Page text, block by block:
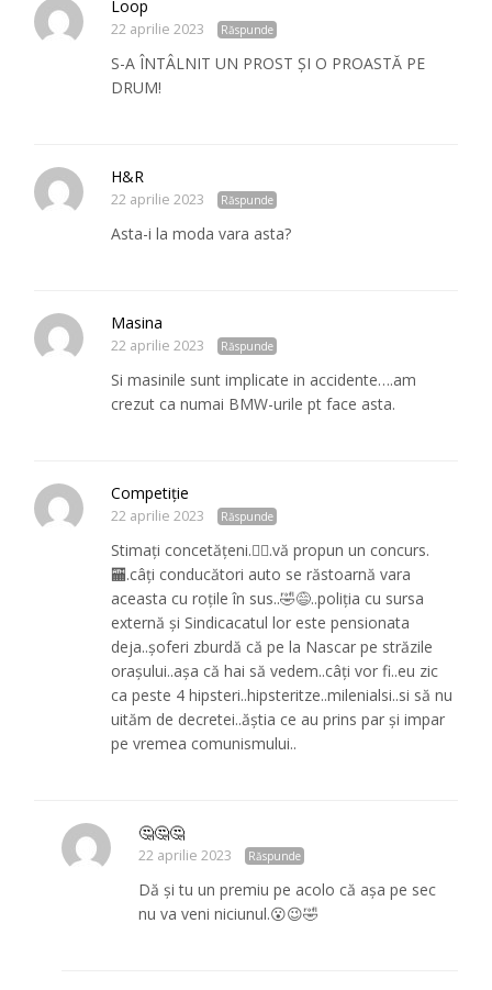
Loop
22 aprilie 2023 Răspunde
S-A ÎNTÂLNIT UN PROST ȘI O PROASTĂ PE
DRUM!
H&R
22 aprilie 2023 Răspunde
Asta-i la moda vara asta?
Masina
22 aprilie 2023 Răspunde
Si masinile sunt implicate in accidente….am
crezut ca numai BMW-urile pt face asta.
Competiție
22 aprilie 2023 Răspunde
Stimați concetățeni.🙋‍♂️.vă propun un concurs.
🏧.câți conducători auto se răstoarnă vara
aceasta cu roțile în sus..🤣😅..poliția cu sursa
externă și Sindicacatul lor este pensionata
deja..șoferi zburdă că pe la Nascar pe străzile
orașului..așa că hai să vedem..câți vor fi..eu zic
ca peste 4 hipsteri..hipsteritze..milenialsi..si să nu
uităm de decretei..ăștia ce au prins par și impar
pe vremea comunismului..
🤔🤔🤔
22 aprilie 2023 Răspunde
Dă și tu un premiu pe acolo că așa pe sec
nu va veni niciunul.😮😉🤣